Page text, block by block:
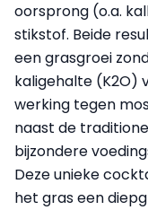
oorsprong (o.a.
stikstof. Beide
een grasgroei
kaligehalte (K2O)
werking tegen
naast de
bijzondere
Deze unieke
het gras een